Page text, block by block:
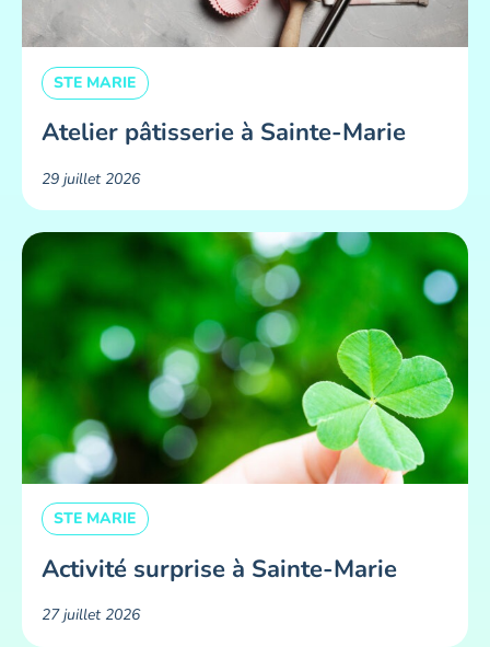
STE MARIE
Atelier pâtisserie à Sainte-Marie
29 juillet 2026
STE MARIE
Activité surprise à Sainte-Marie
27 juillet 2026